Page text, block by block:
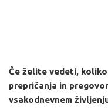
Če želite vedeti,
prepričanja in
vsakodnevnem